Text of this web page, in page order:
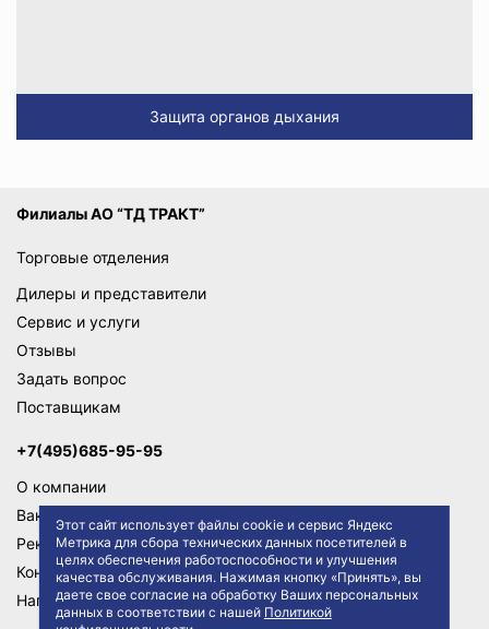
Этот сайт использует файлы cookie и сервис Яндекс
Метрика для сбора технических данных посетителей в
целях обеспечения работоспособности и улучшения
качества обслуживания. Нажимая кнопку «Принять», вы
даете свое согласие на обработку Ваших персональных
данных в соответствии с нашей Политикой
Защита органов дыхания
Филиалы АО “ТД ТРАКТ”
Торговые отделения
Дилеры и представители
Сервис и услуги
Отзывы
Задать вопрос
Поставщикам
+7(495)685-95-95
О компании
Вакансии
Реквизиты
Контакты
Написать директору